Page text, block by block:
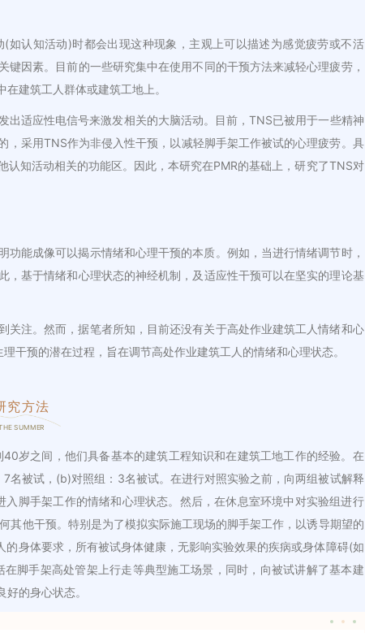
认知活动)时都会出现这种现象，主观上可以描述为感觉疲劳或不活
因素。目前的一些研究集中在使用不同的干预方法来减轻心理疲劳，
建筑工人群体或建筑工地上。
适应性电信号来激发相关的大脑活动。目前，TNS已被用于一些精神
采用TNS作为非侵入性干预，以减轻脚手架工作被试的心理疲劳。具
知活动相关的功能区。因此，本研究在PMR的基础上，研究了TNS对
能成像可以揭示情绪和心理干预的本质。例如，当进行情绪调节时，
基于情绪和心理状态的神经机制，及适应性干预可以在坚实的理论基
注。然而，据笔者所知，目前还没有关于高处作业建筑工人情绪和心
干预的潜在过程，旨在调节高处作业建筑工人的情绪和心理状态。
究方法
SUMMER
岁之间，他们具备基本的建筑工程知识和在建筑工地工作的经验。在
名被试，(b)对照组：3名被试。在进行对照实验之前，向两组被试解释
脚手架工作的情绪和心理状态。然后，在休息室环境中对实验组进行
其他干预。特别是为了模拟实际施工现场的脚手架工作，以诱导期望的
身体要求，所有被试身体健康，无影响实验效果的疾病或身体障碍(如
脚手架高处管架上行走等典型施工场景，同时，向被试讲解了基本建
的身心状态。